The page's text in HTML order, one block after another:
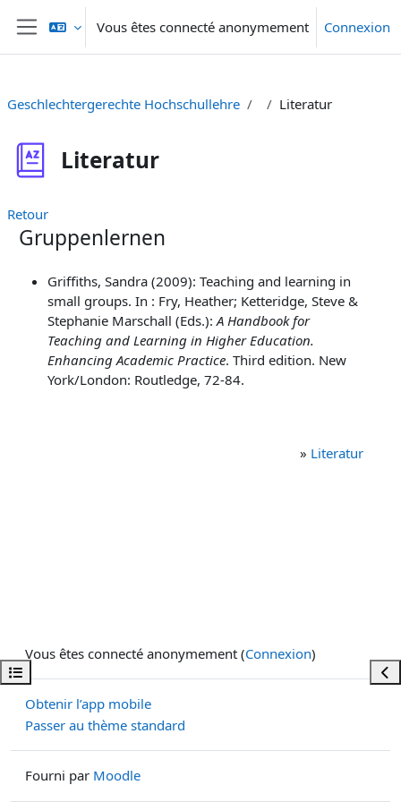
Passer au contenu principal
Panneau latéral
Vous êtes connecté anonymement Connexion
Ouvrir l’index du cours
Geschlechtergerechte Hochschullehre Literatur
Literatur
Retour
Gruppenlernen
Griffiths, Sandra (2009): Teaching and learning in
small groups. In : Fry, Heather; Ketteridge, Steve &
Stephanie Marschall (Eds.): A Handbook for
Teaching and Learning in Higher Education.
Enhancing Academic Practice. Third edition. New
York/London: Routledge, 72-84.
» Literatur
Vous êtes connecté anonymement (Connexion)
Obtenir l’app mobile
Passer au thème standard
Fourni par Moodle